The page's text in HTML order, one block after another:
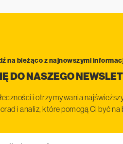
na bieżąco z najnowszymi
DO NASZEGO
i otrzymywania
i analiz, które pomogą Ci być